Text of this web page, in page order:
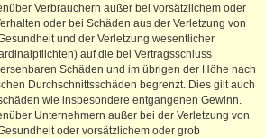
Verbrauchern außer bei vorsätzlichem oder
oder bei Schäden aus der Verletzung von
und der Verletzung wesentlicher
auf die bei Vertragsschluss
Schäden und im übrigen der Höhe nach
Durchschnittsschäden begrenzt. Dies gilt auch
wie insbesondere entgangenen Gewinn.
Unternehmern außer bei der Verletzung von
oder vorsätzlichem oder grob